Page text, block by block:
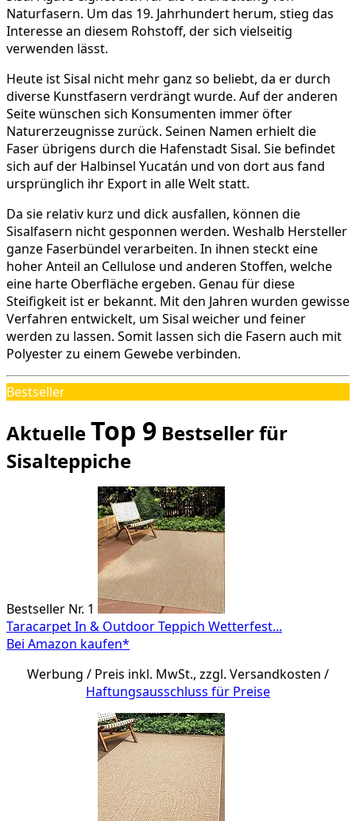
Naturfasern. Um das 19. Jahrhundert herum, stieg das
Interesse an diesem Rohstoff, der sich vielseitig
verwenden lässt.
Heute ist Sisal nicht mehr ganz so beliebt, da er durch
diverse Kunstfasern verdrängt wurde. Auf der anderen
Seite wünschen sich Konsumenten immer öfter
Naturerzeugnisse zurück. Seinen Namen erhielt die
Faser übrigens durch die Hafenstadt Sisal. Sie befindet
sich auf der Halbinsel Yucatán und von dort aus fand
ursprünglich ihr Export in alle Welt statt.
Da sie relativ kurz und dick ausfallen, können die
Sisalfasern nicht gesponnen werden. Weshalb Hersteller
ganze Faserbündel verarbeiten. In ihnen steckt eine
hoher Anteil an Cellulose und anderen Stoffen, welche
eine harte Oberfläche ergeben. Genau für diese
Steifigkeit ist er bekannt. Mit den Jahren wurden gewisse
Verfahren entwickelt, um Sisal weicher und feiner
werden zu lassen. Somit lassen sich die Fasern auch mit
Polyester zu einem Gewebe verbinden.
Bestseller
AktuelleTop 9 Bestseller für
Sisalteppiche
Bestseller Nr. 1
Taracarpet In & Outdoor Teppich Wetterfest...
Bei Amazon kaufen*
Werbung / Preis inkl. MwSt., zzgl. Versandkosten /
Haftungsausschluss für Preise